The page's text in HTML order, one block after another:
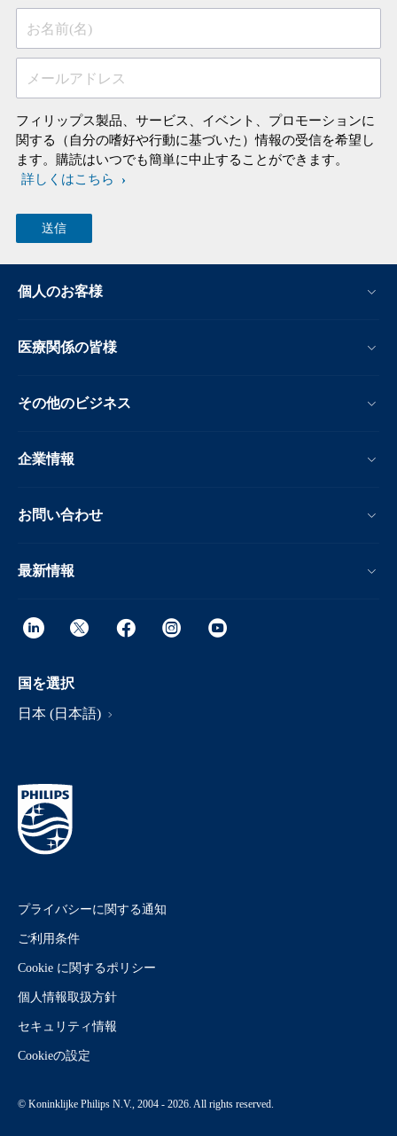
お名前(名)
メールアドレス
フィリップス製品、サービス、イベント、プロモーションに
関する（自分の嗜好や行動に基づいた）情報の受信を希望し
ます。購読はいつでも簡単に中止することができます。
詳しくはこちら
個人のお客様
医療関係の皆様
その他のビジネス
企業情報
お問い合わせ
最新情報
国を選択
日本 (日本語)
プライバシーに関する通知
ご利用条件
Cookie に関するポリシー
個人情報取扱方針
セキュリティ情報
Cookieの設定
© Koninklijke Philips N.V., 2004 - 2026. All rights reserved.